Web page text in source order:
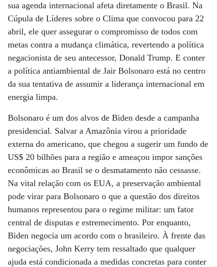
sua agenda internacional afeta diretamente o Brasil. Na
Cúpula de Líderes sobre o Clima que convocou para 22
abril, ele quer assegurar o compromisso de todos com
metas contra a mudança climática, revertendo a política
negacionista de seu antecessor, Donald Trump. E conter
a política antiambiental de Jair Bolsonaro está no centro
da sua tentativa de assumir a liderança internacional em
energia limpa.
Bolsonaro é um dos alvos de Biden desde a campanha
presidencial. Salvar a Amazônia virou a prioridade
externa do americano, que chegou a sugerir um fundo de
US$ 20 bilhões para a região e ameaçou impor sanções
econômicas ao Brasil se o desmatamento não cessasse.
Na vital relação com os EUA, a preservação ambiental
pode virar para Bolsonaro o que a questão dos direitos
humanos representou para o regime militar: um fator
central de disputas e estremecimento. Por enquanto,
Biden negocia um acordo com o brasileiro. À frente das
negociações, John Kerry tem ressaltado que qualquer
ajuda está condicionada a medidas concretas para conter